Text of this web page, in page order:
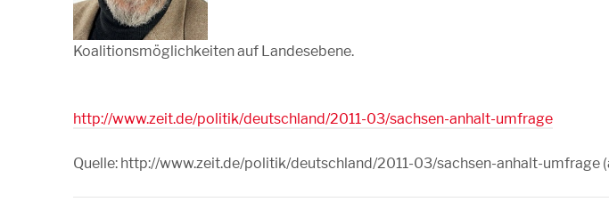
Koalitionsmöglichkeiten auf Landesebene.
http://www.zeit.de/politik/deutschland/2011-03/sachsen-anhalt-umfrage
Quelle: http://www.zeit.de/politik/deutschland/2011-03/sachsen-anhalt-umfrage